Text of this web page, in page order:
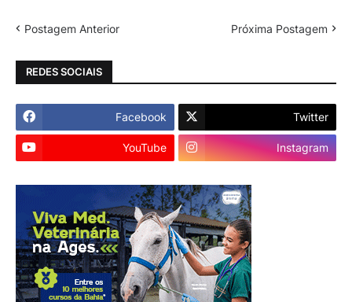
Postagem Anterior Próxima Postagem
REDES SOCIAIS
Facebook Twitter
YouTube Instagram